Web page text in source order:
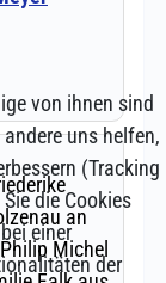
von ihnen sind
uns helfen,
(Tracking
die Cookies
einer
der